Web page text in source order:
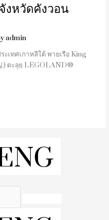
งหวัดคังวอน
admin
เทศเกาหลีใต้ พายเรือ King
) ตะลุย LEGOLAND®